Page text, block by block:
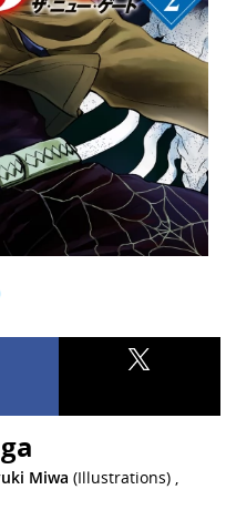
Miwa (Illustrations) ,